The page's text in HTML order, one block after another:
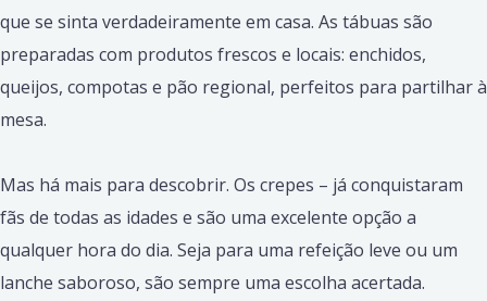
que se sinta verdadeiramente em casa. As tábuas são
preparadas com produtos frescos e locais: enchidos,
queijos, compotas e pão regional, perfeitos para partilhar à
mesa.
Mas há mais para descobrir. Os crepes – já conquistaram
fãs de todas as idades e são uma excelente opção a
qualquer hora do dia. Seja para uma refeição leve ou um
lanche saboroso, são sempre uma escolha acertada.